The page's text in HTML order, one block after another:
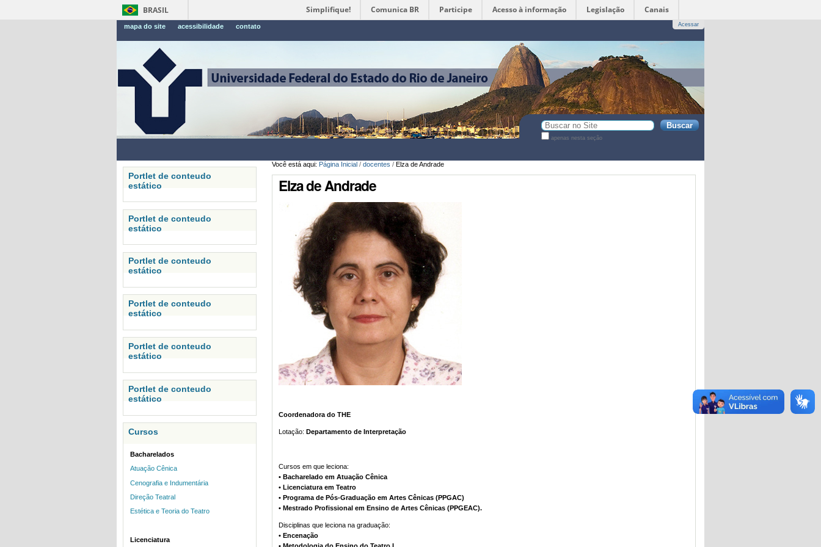
BRASIL Simplifique! Comunica BR Participe Acesso à informação Legislação Canais
mapa do site acessibilidade contato Acessar
Busca
apenas nesta seção
Você está aqui: Página Inicial /docentes /Elza de Andrade
Elza de Andrade
Coordenadora do THE
Lotação: Departamento de Interpretação
Cursos em que leciona:
• Bacharelado em Atuação Cênica
• Licenciatura em Teatro
• Programa de Pós-Graduação em Artes Cênicas (PPGAC)
• Mestrado Profissional em Ensino de Artes Cênicas (PPGEAC).
Disciplinas que leciona na graduação:
• Encenação
Portlet de conteudo
estático
Portlet de conteudo
estático
Portlet de conteudo
estático
Portlet de conteudo
estático
Portlet de conteudo
estático
Portlet de conteudo
estático
Cursos
Bacharelados
Atuação Cênica
Cenografia e Indumentária
Direção Teatral
Estética e Teoria do Teatro
Licenciatura